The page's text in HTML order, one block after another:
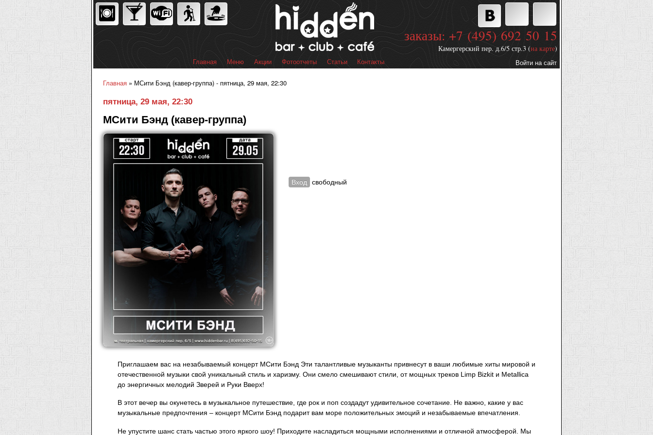
Перейти к
основному
содержанию
Главное меню
Главная Меню Акции Фотоотчеты Статьи Контакты
заказы: +7 (495) 692 50 15
Камергерский пер. д.6/5 стр.3 (на карте)
Дополнительные
Войти на сайт
Главная » МСити Бэнд (кавер-группа) - пятница, 29 мая, 22:30
пятница, 29 мая, 22:30
МСити Бэнд (кавер-группа)
Вход свободный
Приглашаем вас на незабываемый концерт МСити Бэнд Эти талантливые музыканты привнесут в ваши любимые хиты мировой и
отечественной музыки свой уникальный стиль и харизму. Они смело смешивают стили, от мощных треков Limp Bizkit и Metallica
до энергичных мелодий Зверей и Руки Вверх!
В этот вечер вы окунетесь в музыкальное путешествие, где рок и поп создадут удивительное сочетание. Не важно, какие у вас
музыкальные предпочтения – концерт МСити Бэнд подарит вам море положительных эмоций и незабываемые впечатления.
Не упустите шанс стать частью этого яркого шоу! Приходите насладиться мощными исполнениями и отличной атмосферой. Мы